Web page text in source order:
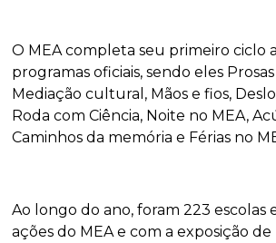
O MEA completa seu primeiro ciclo
programas oficiais, sendo eles
Mediação cultural, Mãos e fios,
Roda com Ciência, Noite no MEA,
Caminhos da memória e Férias no
Ao longo do ano, foram 223 escolas
ações do MEA e com a exposição